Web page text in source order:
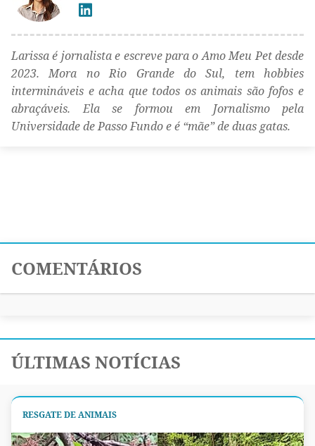
Larissa é jornalista e escreve para o Amo Meu Pet desde
2023. Mora no Rio Grande do Sul, tem hobbies
intermináveis e acha que todos os animais são fofos e
abraçáveis. Ela se formou em Jornalismo pela
Universidade de Passo Fundo e é “mãe” de duas gatas.
COMENTÁRIOS
ÚLTIMAS NOTÍCIAS
RESGATE DE ANIMAIS